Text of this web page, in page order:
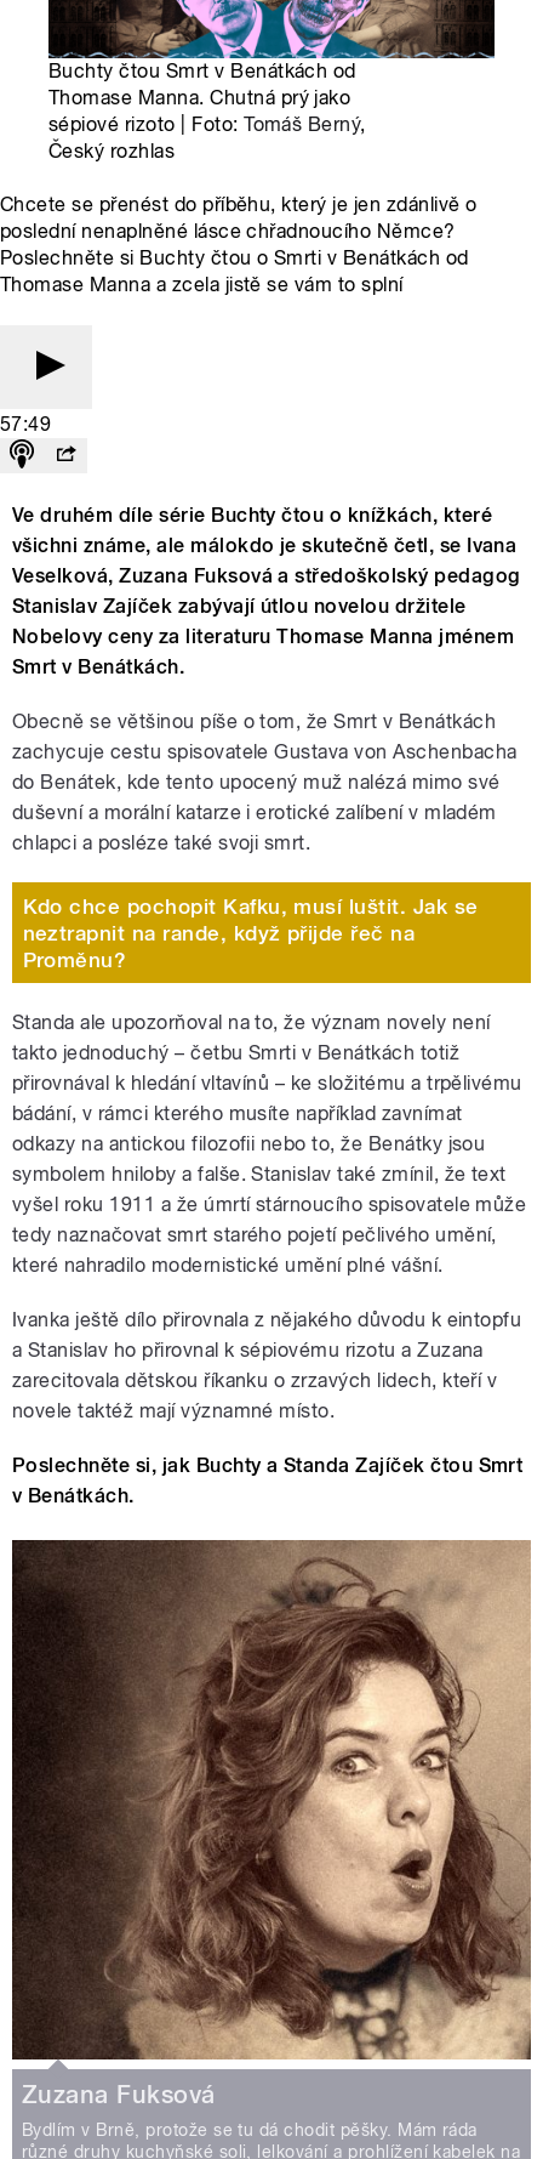
Buchty čtou Smrt v Benátkách od
Thomase Manna. Chutná prý jako
sépiové rizoto | Foto:Tomáš Berný,
Český rozhlas
Chcete se přenést do příběhu, který je jen zdánlivě o
poslední nenaplněné lásce chřadnoucího Němce?
Poslechněte si Buchty čtou o Smrti v Benátkách od
Thomase Manna a zcela jistě se vám to splní
57:49
Ve druhém díle série Buchty čtou o knížkách, které
všichni známe, ale málokdo je skutečně četl, se Ivana
Veselková, Zuzana Fuksová a středoškolský pedagog
Stanislav Zajíček zabývají útlou novelou držitele
Nobelovy ceny za literaturu Thomase Manna jménem
Smrt v Benátkách.
Obecně se většinou píše o tom, že Smrt v Benátkách
zachycuje cestu spisovatele Gustava von Aschenbacha
do Benátek, kde tento upocený muž nalézá mimo své
duševní a morální katarze i erotické zalíbení v mladém
chlapci a posléze také svoji smrt.
Kdo chce pochopit Kafku, musí luštit. Jak se
neztrapnit na rande, když přijde řeč na
Proměnu?
Standa ale upozorňoval na to, že význam novely není
takto jednoduchý – četbu Smrti v Benátkách totiž
přirovnával k hledání vltavínů – ke složitému a trpělivému
bádání, v rámci kterého musíte například zavnímat
odkazy na antickou filozofii nebo to, že Benátky jsou
symbolem hniloby a falše. Stanislav také zmínil, že text
vyšel roku 1911 a že úmrtí stárnoucího spisovatele může
tedy naznačovat smrt starého pojetí pečlivého umění,
které nahradilo modernistické umění plné vášní.
Ivanka ještě dílo přirovnala z nějakého důvodu k eintopfu
a Stanislav ho přirovnal k sépiovému rizotu a Zuzana
zarecitovala dětskou říkanku o zrzavých lidech, kteří v
novele taktéž mají významné místo.
Poslechněte si, jak Buchty a Standa Zajíček čtou Smrt
v Benátkách.
Zuzana Fuksová
Bydlím v Brně, protože se tu dá chodit pěšky. Mám ráda
různé druhy kuchyňské soli, lelkování a prohlížení kabelek na